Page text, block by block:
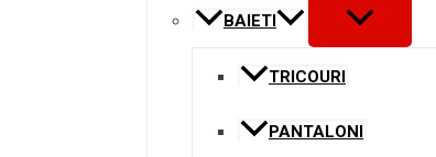
BAIETI
MENU
TOGGLE
TRICOURI
PANTALONI